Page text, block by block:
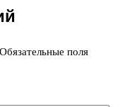
Обязательные поля